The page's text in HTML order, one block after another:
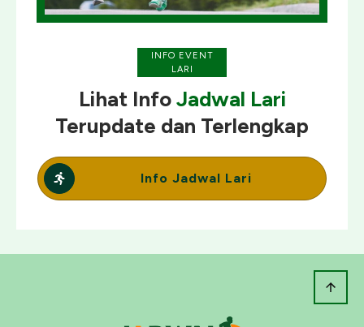
INFO EVENT
LARI
Lihat InfoJadwal Lari
Terupdate dan Terlengkap
Info Jadwal Lari